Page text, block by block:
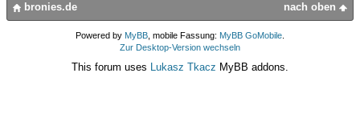
nach oben
bronies.de
Powered by MyBB , mobile Fassung: MyBB GoMobile
Zur Desktop-Version wechseln
This forum uses Lukasz Tkacz MyBB addons.